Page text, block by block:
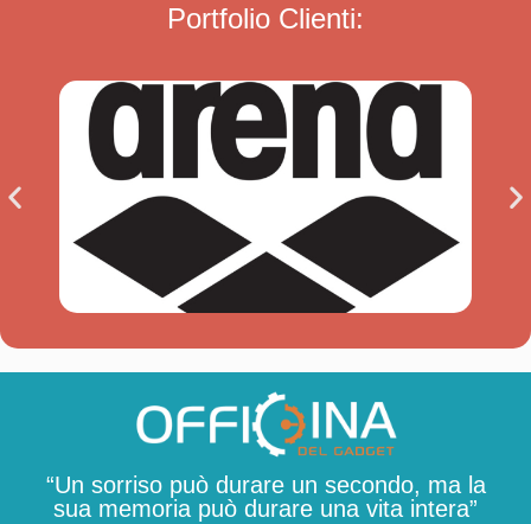
Portfolio Clienti:
“Un sorriso può durare un secondo, ma la
sua memoria può durare una vita intera”